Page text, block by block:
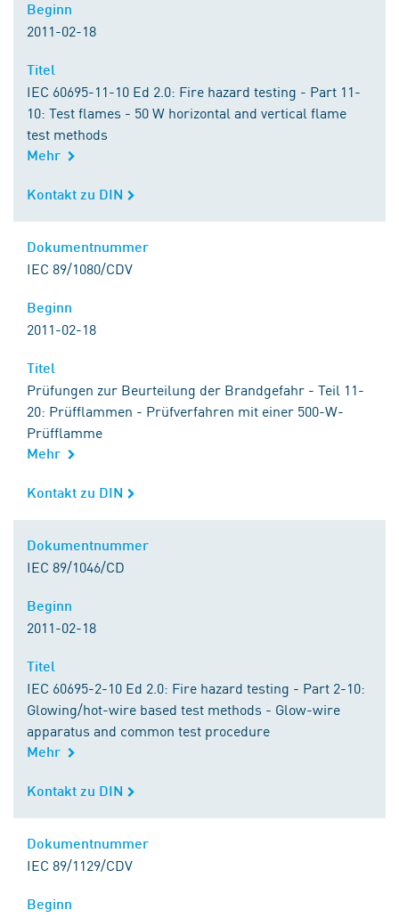
Beginn
2011-02-18
Titel
IEC 60695-11-10 Ed 2.0: Fire hazard testing - Part 11-
10: Test flames - 50 W horizontal and vertical flame
test methods
Mehr
Kontakt zu DIN
Kontakt zu DIN
Dokumentnummer
IEC 89/1080/CDV
Beginn
2011-02-18
Titel
Prüfungen zur Beurteilung der Brandgefahr - Teil 11-
20: Prüfflammen - Prüfverfahren mit einer 500-W-
Prüfflamme
Mehr
Kontakt zu DIN
Kontakt zu DIN
Dokumentnummer
IEC 89/1046/CD
Beginn
2011-02-18
Titel
IEC 60695-2-10 Ed 2.0: Fire hazard testing - Part 2-10:
Glowing/hot-wire based test methods - Glow-wire
apparatus and common test procedure
Mehr
Kontakt zu DIN
Kontakt zu DIN
Dokumentnummer
IEC 89/1129/CDV
Beginn